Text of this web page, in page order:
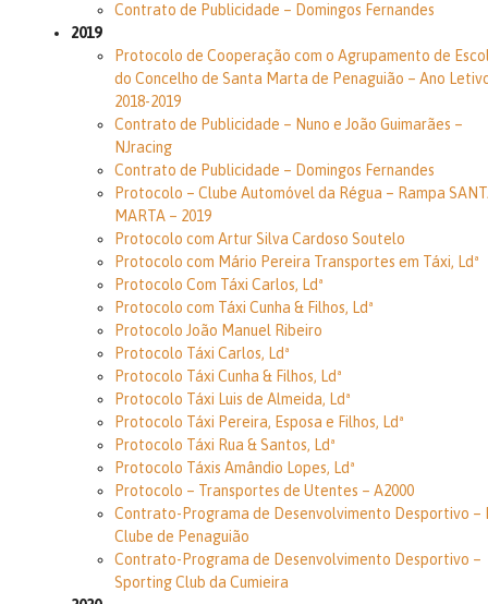
Contrato de Publicidade – Domingos Fernandes
2019
Protocolo de Cooperação com o Agrupamento de
do Concelho de Santa Marta de Penaguião – Ano
2018-2019
Contrato de Publicidade – Nuno e João Guimarães –
NJracing
Contrato de Publicidade – Domingos Fernandes
Protocolo – Clube Automóvel da Régua – Rampa
MARTA – 2019
Protocolo com Artur Silva Cardoso Soutelo
Protocolo com Mário Pereira Transportes em Táxi, Ldª
Protocolo Com Táxi Carlos, Ldª
Protocolo com Táxi Cunha & Filhos, Ldª
Protocolo João Manuel Ribeiro
Protocolo Táxi Carlos, Ldª
Protocolo Táxi Cunha & Filhos, Ldª
Protocolo Táxi Luis de Almeida, Ldª
Protocolo Táxi Pereira, Esposa e Filhos, Ldª
Protocolo Táxi Rua & Santos, Ldª
Protocolo Táxis Amândio Lopes, Ldª
Protocolo – Transportes de Utentes – A2000
Contrato-Programa de Desenvolvimento Desportivo –
Clube de Penaguião
Contrato-Programa de Desenvolvimento Desportivo –
Sporting Club da Cumieira